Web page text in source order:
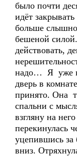
было почти
идёт
больше
бешеной
действовать,
надо… Я уже
дверь в
принято. Она
спальни с
взгляну на
перекинулась
уцепившись за
вниз.